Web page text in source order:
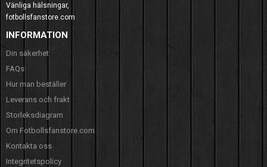
Vänliga hälsningar,
fotbollsfanstore.com
INFORMATION
Din säkerhet
FAQs
Hur man beställer
Leverans och frakt
Storleksdiagram
Om Fotbollsfanstore.com
Kontakta oss
Integritetspolicy